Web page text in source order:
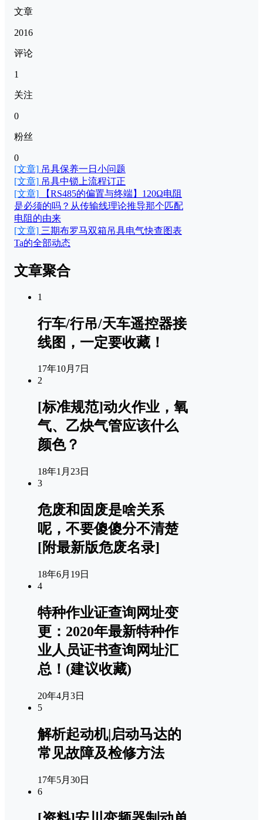
文章
2016
评论
1
关注
0
粉丝
0
[文章] 吊具保养一日小问题
[文章] 吊具中锁上流程订正
[文章] 【RS485的偏置与终端】120Ω电阻
是必须的吗？从传输线理论推导那个匹配
电阻的由来
[文章] 三期布罗马双箱吊具电气快查图表
Ta的全部动态
文章聚合
1
行车/行吊/天车遥控器接
线图，一定要收藏！
17年10月7日
2
[标准规范]动火作业，氧
气、乙炔气管应该什么
颜色？
18年1月23日
3
危废和固废是啥关系
呢，不要傻傻分不清楚
[附最新版危废名录]
18年6月19日
4
特种作业证查询网址变
更：2020年最新特种作
业人员证书查询网址汇
总！(建议收藏)
20年4月3日
5
解析起动机|启动马达的
常见故障及检修方法
17年5月30日
6